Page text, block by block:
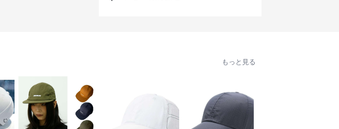
もっと見る